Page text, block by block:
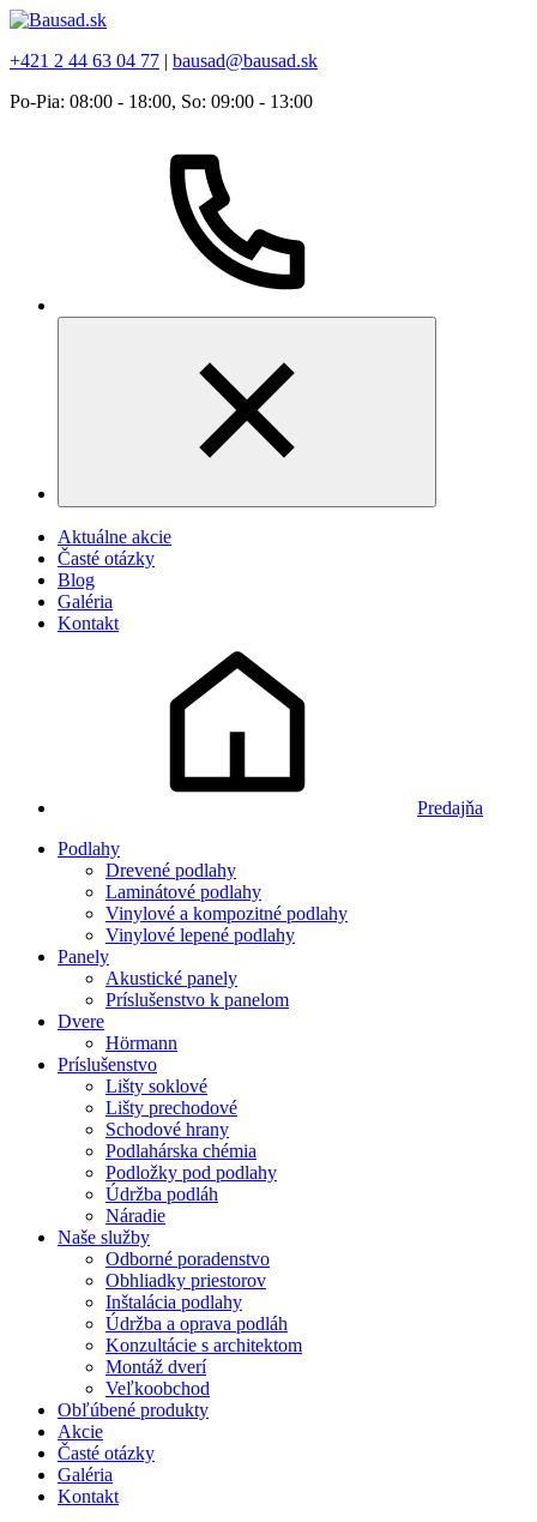
+421 2 44 63 04 77 | bausad@bausad.sk
Po-Pia: 08:00 - 18:00, So: 09:00 - 13:00
Aktuálne akcie
Časté otázky
Blog
Galéria
Kontakt
Predajňa
Podlahy
Drevené podlahy
Laminátové podlahy
Vinylové a kompozitné podlahy
Vinylové lepené podlahy
Panely
Akustické panely
Príslušenstvo k panelom
Dvere
Hörmann
Príslušenstvo
Lišty soklové
Lišty prechodové
Schodové hrany
Podlahárska chémia
Podložky pod podlahy
Údržba podláh
Náradie
Naše služby
Odborné poradenstvo
Obhliadky priestorov
Inštalácia podlahy
Údržba a oprava podláh
Konzultácie s architektom
Montáž dverí
Veľkoobchod
Obľúbené produkty
Akcie
Časté otázky
Galéria
Kontakt